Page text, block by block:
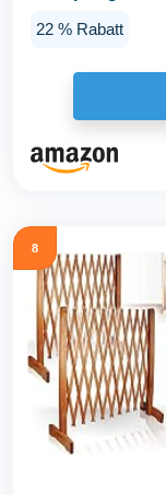
22 % Rabatt
8